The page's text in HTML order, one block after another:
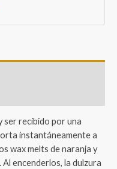
ser recibido por una
instantáneamente a
wax melts de naranja y
encenderlos, la dulzura